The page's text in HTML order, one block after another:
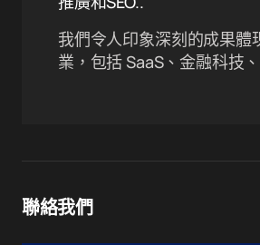
我們令人印象深刻的成果體
業，包括 SaaS、金融科技
聯絡我們